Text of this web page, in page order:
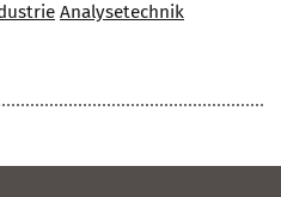
Analysetechnik